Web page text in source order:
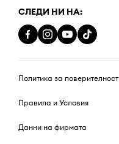
СЛЕДИ НИ НА:
Политика за поверителност
Правила и Условия
Данни на фирмата